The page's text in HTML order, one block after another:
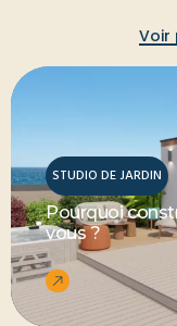
Voir
STUDIO DE JARDIN
Pourquoi
vous ?